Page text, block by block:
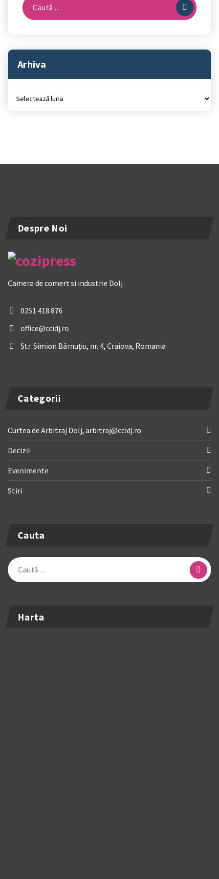
după:
Arhiva
Despre Noi
Camera de comert si industrie Dolj
0251 418 876
office@ccidj.ro
Str. Simion Bărnuțiu, nr. 4, Craiova, Romania
Categorii
Curtea de Arbitraj Dolj, arbitraj@ccidj.ro
Decizii
Evenimente
Stiri
Cauta
Caută
după:
Harta